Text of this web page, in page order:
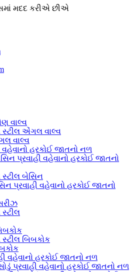
મદદ કરીએ છીએ
વાલ્વ
એંગલ વાલ્વ
વાલ્વ
વહેવાનો હરકોઈ જાતનો નળ
પ્રવાહી વહેવાનો હરકોઈ જાતનો
બેસિન
પ્રવાહી વહેવાનો હરકોઈ જાતનો
બિબકોક
વહેવાનો હરકોઈ જાતનો નળ
પ્રવાહી વહેવાનો હરકોઈ જાતનો નળ